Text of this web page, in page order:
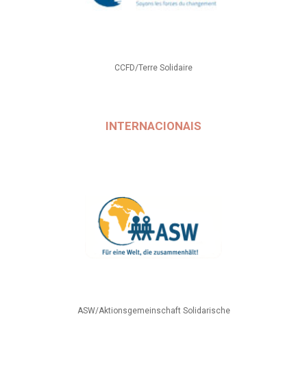
CCFD/Terre Solidaire
INTERNACIONAIS
ASW/Aktionsgemeinschaft Solidarische